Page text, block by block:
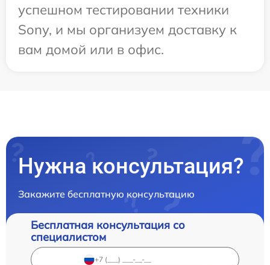
успешном тестировании техники
Sony, и мы организуем доставку к
вам домой или в офис.
Нужна консультация?
Закажите бесплатную консультацию
Бесплатная консультация со
специалистом